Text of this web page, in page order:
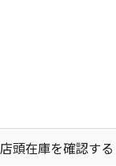
店頭在庫を確認する